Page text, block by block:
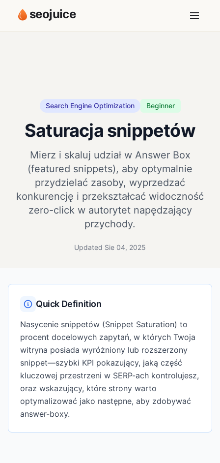
seojuice
Search Engine Optimization Beginner
Saturacja snippetów
Mierz i skaluj udział w Answer Box
(featured snippets), aby optymalnie
przydzielać zasoby, wyprzedzać
konkurencję i przekształcać widoczność
zero-click w autorytet napędzający
przychody.
Updated Sie 04, 2025
Quick Definition
Nasycenie snippetów (Snippet Saturation) to
procent docelowych zapytań, w których Twoja
witryna posiada wyróżniony lub rozszerzony
snippet—szybki KPI pokazujący, jaką część
kluczowej przestrzeni w SERP-ach kontrolujesz,
oraz wskazujący, które strony warto
optymalizować jako następne, aby zdobywać
answer-boxy.